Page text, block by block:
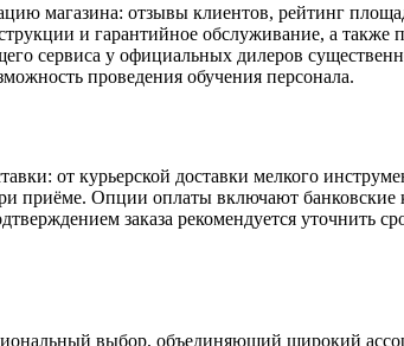
магазина: отзывы клиентов, рейтинг
и гарантийное обслуживание, а
сервиса у официальных дилеров
проведения обучения персонала.
от курьерской доставки мелкого
приёме. Опции оплаты включают
заказа рекомендуется уточнить
выбор, объединяющий широкий